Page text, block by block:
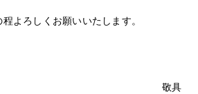
よろしくお願いいたします。
敬具